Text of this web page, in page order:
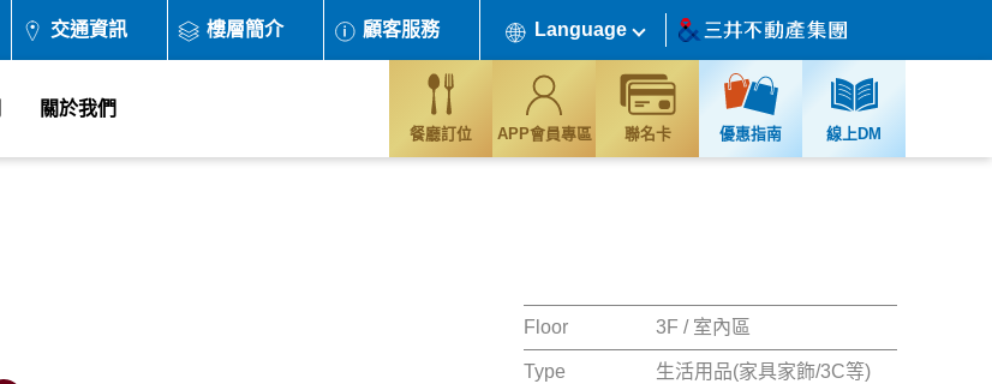
交通資訊 樓層簡介 顧客服務 Language
關於我們
餐廳訂位 APP會員專區 聯名卡 優惠指南 線上DM
Floor 3F / 室內區
Type 生活用品(家具家飾/3C等)